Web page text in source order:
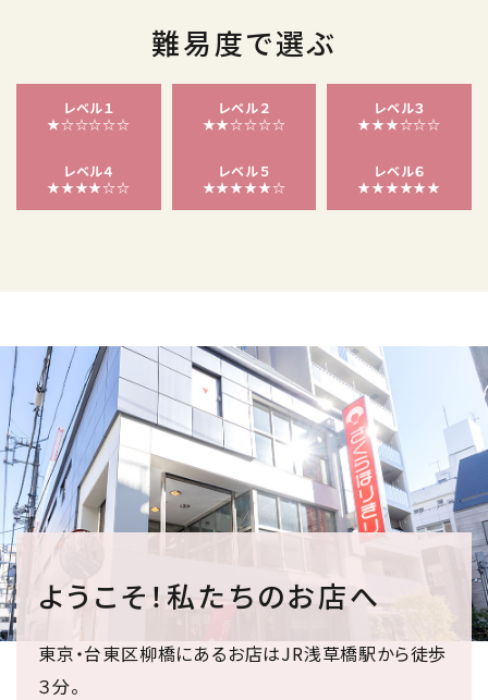
難易度で選ぶ
レベル１
★☆☆☆☆☆
レベル２
★★☆☆☆☆
レベル３
★★★☆☆☆
レベル４
★★★★☆☆
レベル５
★★★★★☆
レベル６
★★★★★★
ようこそ！私たちのお店へ
東京・台東区柳橋にあるお店はJR浅草橋駅から徒歩
３分。